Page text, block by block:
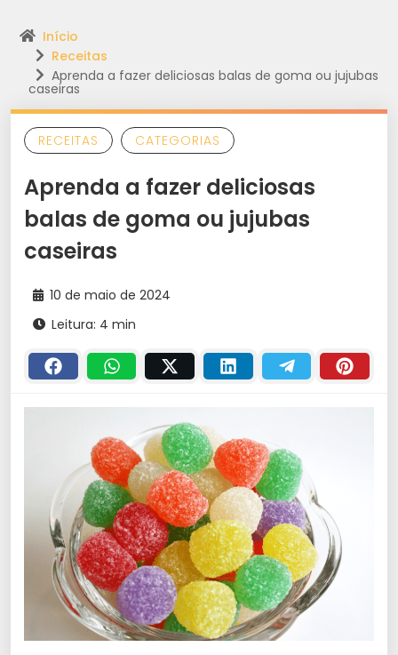
Início
Receitas
Aprenda a fazer deliciosas balas de goma ou jujubas
caseiras
RECEITAS CATEGORIAS
Aprenda a fazer deliciosas
balas de goma ou jujubas
caseiras
10 de maio de 2024
Leitura: 4 min